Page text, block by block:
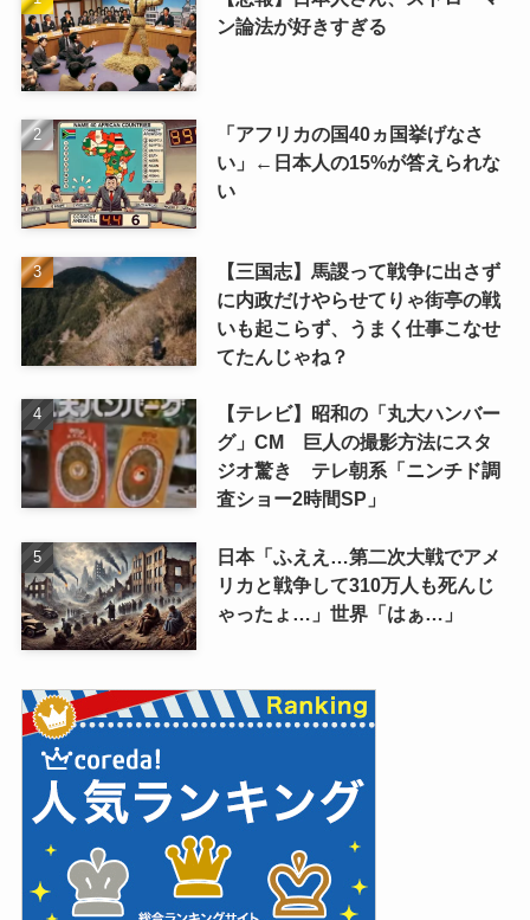
ン論法が好きすぎる
「アフリカの国40ヵ国挙げなさ
い」←日本人の15%が答えられな
い
【三国志】馬謖って戦争に出さず
に内政だけやらせてりゃ街亭の戦
いも起こらず、うまく仕事こなせ
てたんじゃね？
【テレビ】昭和の「丸大ハンバー
グ」CM 巨人の撮影方法にスタ
ジオ驚き テレ朝系「ニンチド調
査ショー2時間SP」
日本「ふええ…第二次大戦でアメ
リカと戦争して310万人も死んじ
ゃったょ…」世界「はぁ…」